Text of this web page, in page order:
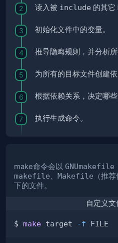
读入被 include 的其它
初始化文件中的变量。
推导隐晦规则，并分析所
为所有的目标文件创建依
根据依赖关系，决定哪些
执行生成命令。
make命令会以 GNUmakefile
makefile、 Makefile （推
下的文件。
自定义
$ make target -f